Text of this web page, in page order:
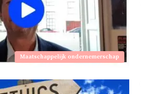
Maatschappelijk ondernemerschap